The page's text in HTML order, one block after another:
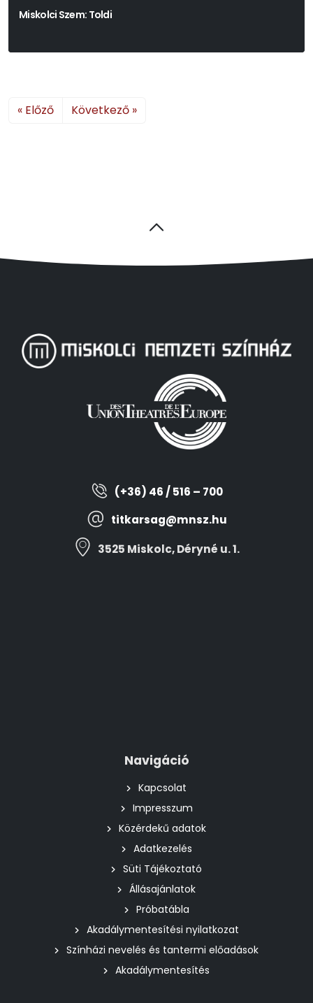
Miskolci Szem: Toldi
« Előző Következő »
(+36) 46 / 516 – 700
titkarsag@mnsz.hu
3525 Miskolc, Déryné u. 1.
Navigáció
Kapcsolat
Impresszum
Közérdekű adatok
Adatkezelés
Süti Tájékoztató
Állásajánlatok
Próbatábla
Akadálymentesítési nyilatkozat
Színházi nevelés és tantermi előadások
Akadálymentesítés